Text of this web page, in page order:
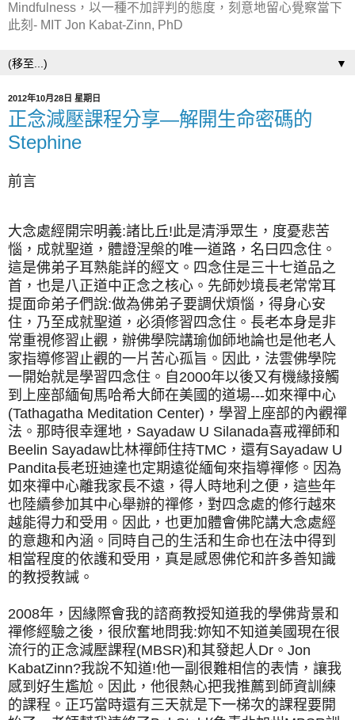
Mindfulness，以一種不加評判的態度，刻意地留心覺察當下
此刻- MIT Jon Kabat-Zinn, PhD
▼
2012年10月28日 星期日
正念減壓課程分享—解開生命密碼的
Stephine
前言
大念處經開宗明義:諸比丘!此是清淨眾生，度憂悲苦
惱，成就聖道，體證涅槃的唯一道路，名曰四念住。
這是佛弟子耳熟能詳的經文。四念住是三十七道品之
首，也是八正道中正念之核心。先師妙境長老常常耳
提面命弟子們說:做為佛弟子要調伏煩惱，得身心安
住，乃至成就聖道，必須修習四念住。長老本身是非
常重視修習止觀，辦佛學院講瑜伽師地論也是他老人
家指導修習止觀的一片苦心孤旨。因此，法雲佛學院
一開始就是學習四念住。自2000年以後又有機緣接觸
到上座部緬甸馬哈希大師在美國的道場---如來禪中心
(Tathagatha Meditation Center)，學習上座部的內觀禪
法。那時很幸運地，Sayadaw U Silanada喜戒禪師和
Beelin Sayadaw比林禪師住持TMC，還有Sayadaw U
Pandita長老班迪達也定期遠從緬甸來指導禪修。因為
如來禪中心離我家長不遠，得人時地利之便，這些年
也陸續參加其中心舉辦的禪修，對四念處的修行越來
越能得力和受用。因此，也更加體會佛陀講大念處經
的意趣和內涵。同時自己的生活和生命也在法中得到
相當程度的依護和受用，真是感恩佛佗和許多善知識
的教授教誡。
2008年，因緣際會我的諮商教授知道我的學佛背景和
禪修經驗之後，很欣奮地問我:妳知不知道美國現在很
流行的正念減壓課程(MBSR)和其發起人Dr。Jon
KabatZinn?我說不知道!他一副很難相信的表情，讓我
感到好生尷尬。因此，他很熱心把我推薦到師資訓練
的課程。正巧當時還有三天就是下一梯次的課程要開